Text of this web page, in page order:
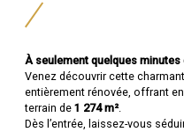
À seulement quelques minutes
Venez découvrir cette
entièrement rénovée, offrant
terrain de 1 274 m².
Dès l’entrée, laissez-vous